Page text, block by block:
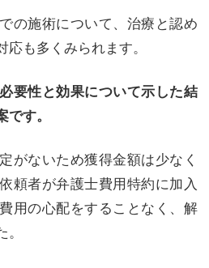
の施術について、治療と認め
も多くみられます。
要性と効果について示した結
す。
がないため獲得金額は少なく
頼者が弁護士費用特約に加入
用の心配をすることなく、解